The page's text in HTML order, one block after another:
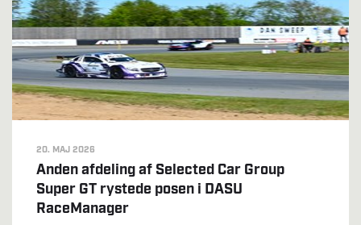
20. MAJ 2026
Anden afdeling af Selected Car Group
Super GT rystede posen i DASU
RaceManager